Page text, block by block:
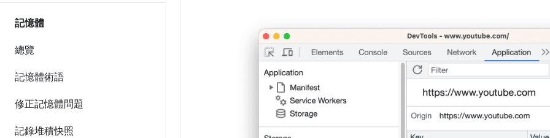
記憶體
總覽
記憶體術語
修正記憶體問題
記錄堆積快照